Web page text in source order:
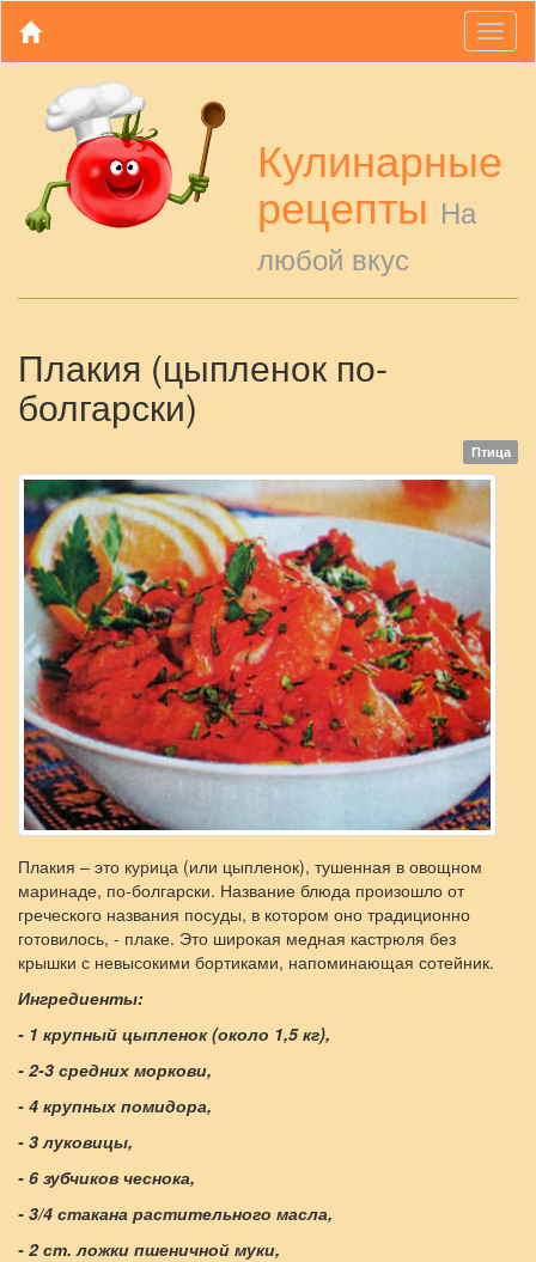
Кулинарные
рецепты На
любой вкус
Плакия (цыпленок по-
болгарски)
Птица
Плакия – это курица (или цыпленок), тушенная в овощном
маринаде, по-болгарски. Название блюда произошло от
греческого названия посуды, в котором оно традиционно
готовилось, - плаке. Это широкая медная кастрюля без
крышки с невысокими бортиками, напоминающая сотейник.
Ингредиенты:
- 1 крупный цыпленок (около 1,5 кг),
- 2-3 средних моркови,
- 4 крупных помидора,
- 3 луковицы,
- 6 зубчиков чеснока,
- 3/4 стакана растительного масла,
- 2 ст. ложки пшеничной муки,